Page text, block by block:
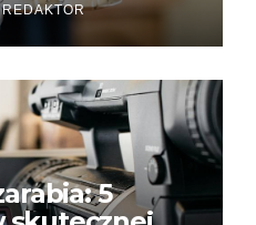
są w
REDAKTOR
5